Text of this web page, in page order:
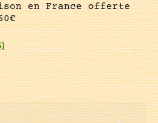
en France offerte